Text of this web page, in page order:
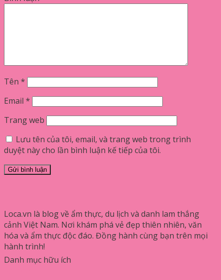
Tên *
Email *
Trang web
Lưu tên của tôi, email, và trang web trong trình
duyệt này cho lần bình luận kế tiếp của tôi.
Loca.vn là blog về ẩm thực, du lịch và danh lam thắng
cảnh Việt Nam. Nơi khám phá vẻ đẹp thiên nhiên, văn
hóa và ẩm thực độc đáo. Đồng hành cùng bạn trên mọi
hành trình!
Danh mục hữu ích